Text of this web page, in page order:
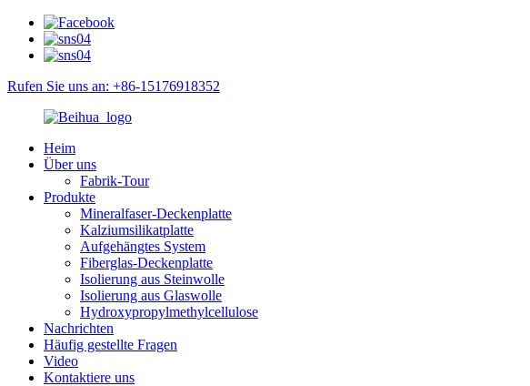
Rufen Sie uns an: +86-15176918352
Heim
Über uns
Fabrik-Tour
Produkte
Mineralfaser-Deckenplatte
Kalziumsilikatplatte
Aufgehängtes System
Fiberglas-Deckenplatte
Isolierung aus Steinwolle
Isolierung aus Glaswolle
Hydroxypropylmethylcellulose
Nachrichten
Häufig gestellte Fragen
Video
Kontaktiere uns